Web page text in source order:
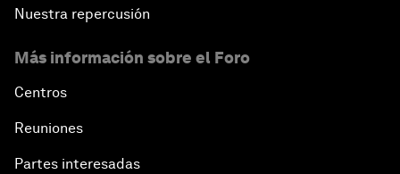
Nuestra repercusión
Más información sobre el Foro
Centros
Reuniones
Partes interesadas